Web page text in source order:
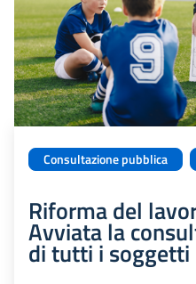
Consultazione pubblica
Riforma del
Avviata la
di tutti i